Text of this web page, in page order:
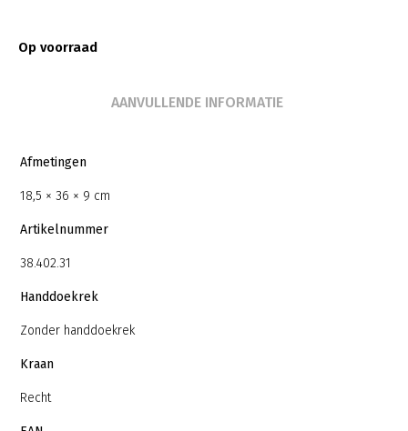
Op voorraad
AANVULLENDE INFORMATIE
Afmetingen
18,5 × 36 × 9 cm
Artikelnummer
38.402.31
Handdoekrek
Zonder handdoekrek
Kraan
Recht